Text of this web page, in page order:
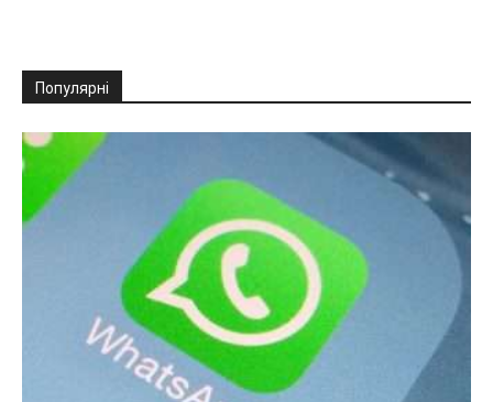
Популярні